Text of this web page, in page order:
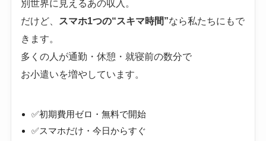
別世界に見えるあの収入。
だけど、
スマホ1つの“スキマ時間”なら私たちにもで
きます。
多くの人が通勤・休憩・就寝前の数分で
お小遣いを増やしています。
✅初期費用ゼロ・無料で開始
✅スマホだけ・今日からすぐ